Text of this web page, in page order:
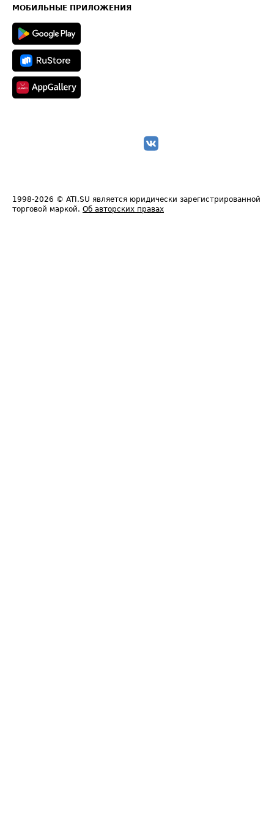
Техническая информация
МОБИЛЬНЫЕ ПРИЛОЖЕНИЯ
1998-2026 © ATI.SU является юридически зарегистрированной
торговой маркой. Об авторских правах